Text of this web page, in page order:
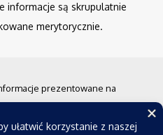
informacje są skrupulatnie
merytorycznie.
prezentowane na
i nie powinny być